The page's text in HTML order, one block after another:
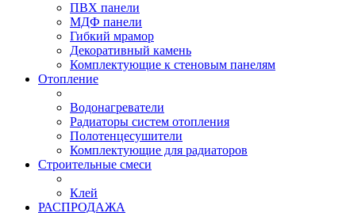
ПВХ панели
МДФ панели
Гибкий мрамор
Декоративный камень
Комплектующие к стеновым панелям
Отопление
Водонагреватели
Радиаторы систем отопления
Полотенцесушители
Комплектующие для радиаторов
Строительные смеси
Клей
РАСПРОДАЖА